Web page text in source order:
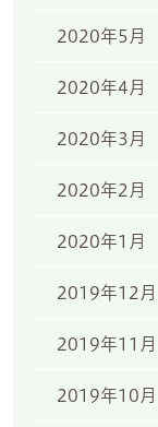
2020年5月
2020年4月
2020年3月
2020年2月
2020年1月
2019年12月
2019年11月
2019年10月